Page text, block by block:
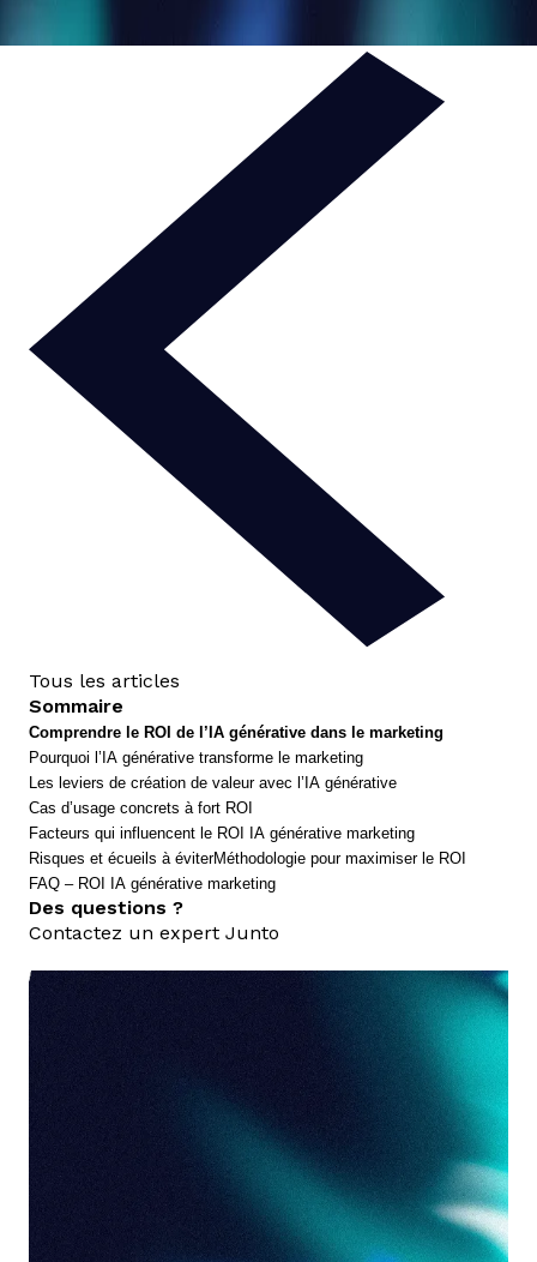
Tous les articles
Sommaire
Comprendre le ROI de l’IA générative dans le marketing
Pourquoi l’IA générative transforme le marketing
Les leviers de création de valeur avec l’IA générative
Cas d’usage concrets à fort ROI
Facteurs qui influencent le ROI IA générative marketing
Risques et écueils à éviterMéthodologie pour maximiser le ROI
FAQ – ROI IA générative marketing
Des questions ?
Contactez un expert Junto